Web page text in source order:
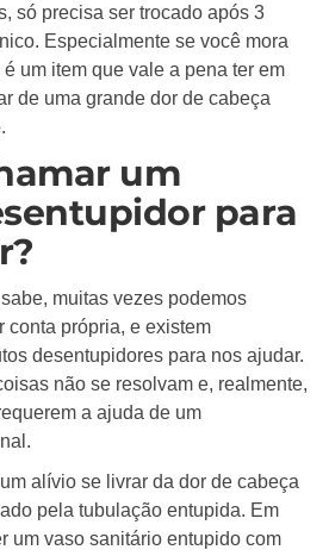
só precisa ser trocado após 3
Especialmente se você mora
um item que vale a pena ter em
de uma grande dor de cabeça
um
para
muitas vezes podemos
conta própria, e existem
desentupidores para nos ajudar.
não se resolvam e, realmente,
a ajuda de um
alívio se livrar da dor de cabeça
pela tubulação entupida. Em
um vaso sanitário entupido com